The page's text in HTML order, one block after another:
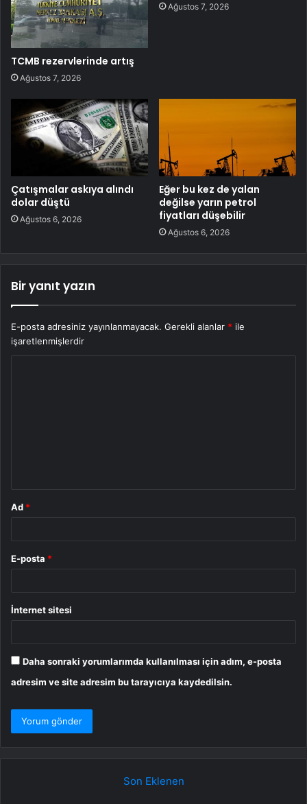
TCMB rezervlerinde artış
Ağustos 7, 2026
Ağustos 7, 2026
Çatışmalar askıya alındı
dolar düştü
Ağustos 6, 2026
Eğer bu kez de yalan
değilse yarın petrol
fiyatları düşebilir
Ağustos 6, 2026
Bir yanıt yazın
E-posta adresiniz yayınlanmayacak. Gerekli alanlar * ile
işaretlenmişlerdir
Ad *
E-posta *
İnternet sitesi
Daha sonraki yorumlarımda kullanılması için adım, e-posta
adresim ve site adresim bu tarayıcıya kaydedilsin.
Son Eklenen